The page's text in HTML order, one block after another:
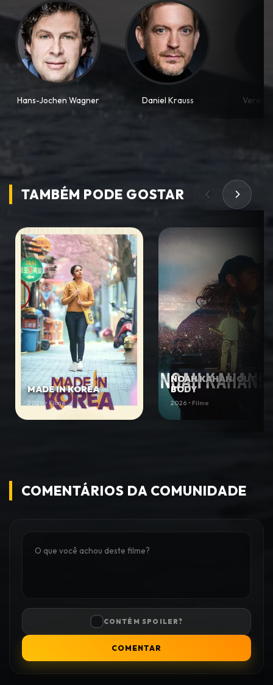
Hans-Jochen Wagner Daniel Krauss Verena
TAMBÉM PODE GOSTAR
MADE IN KOREA
2026 • Filme
NOAH KAHAN: OUT OF
BODY
2026 • Filme
COMENTÁRIOS DA COMUNIDADE
CONTÉM SPOILER?
COMENTAR